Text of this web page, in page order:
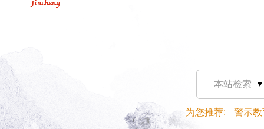
本站检索
为您推荐: 警示教